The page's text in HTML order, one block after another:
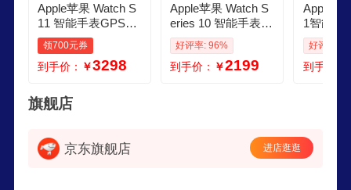
Apple苹果 Watch S
11 智能手表GPS蜂
窝款46毫米深空灰
色铝金属表壳黑色
运动型表带ML MF
领700元券
到手价： ￥3298
Apple苹果 Watch S
eries 10 智能手表G
PS款46毫米亮黑色
铝金属表壳黑色运
动型表带ML MX273
好评率: 96%
到手价： ￥2199
Apple苹
1智能手
毫米深
属表壳
表带ML
好评率:
到手价：
旗舰店
京东旗舰店 进店逛逛